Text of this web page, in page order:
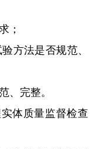
；
方法是否规范、
完整。
质量监督检查